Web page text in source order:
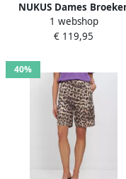
NUKUS Dames
Lieve Pants Bruin
1 webshop
€ 119,95
40%